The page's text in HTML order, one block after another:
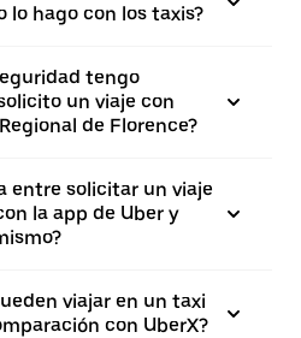
lo hago con los taxis?
tengo
un viaje con
de Florence?
entre solicitar un viaje
la app de Uber y
viajar en un taxi
con UberX?